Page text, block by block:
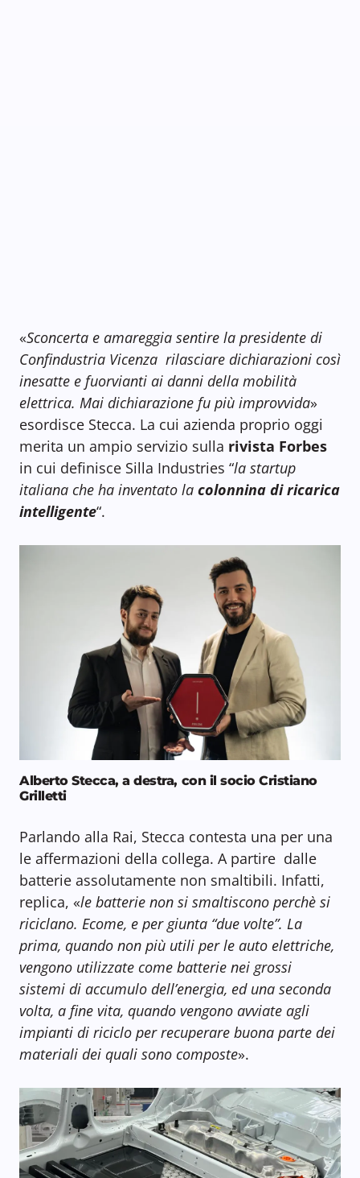
«Sconcerta e amareggia sentire la presidente di
Confindustria Vicenza rilasciare dichiarazioni così
inesatte e fuorvianti ai danni della mobilità
elettrica. Mai dichiarazione fu più improvvida»
esordisce Stecca. La cui azienda proprio oggi
merita un ampio servizio sulla rivista Forbes
in cui definisce Silla Industries “la startup
italiana che ha inventato la colonnina di ricarica
intelligente“.
Alberto Stecca, a destra, con il socio Cristiano
Grilletti
Parlando alla Rai, Stecca contesta una per una
le affermazioni della collega. A partire dalle
batterie assolutamente non smaltibili. Infatti,
replica, «le batterie non si smaltiscono perchè si
riciclano. Ecome, e per giunta “due volte”. La
prima, quando non più utili per le auto elettriche,
vengono utilizzate come batterie nei grossi
sistemi di accumulo dell’energia, ed una seconda
volta, a fine vita, quando vengono avviate agli
impianti di riciclo per recuperare buona parte dei
materiali dei quali sono composte».